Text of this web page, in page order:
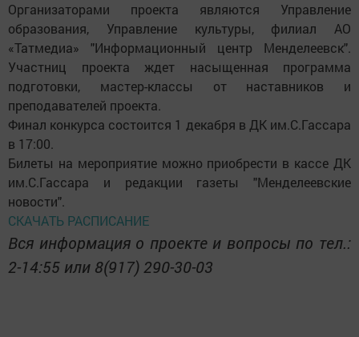
Организаторами проекта являются Управление
образования, Управление культуры, филиал АО
«Татмедиа» "Информационный центр Менделеевск".
Участниц проекта ждет насыщенная программа
подготовки, мастер-классы от наставников и
преподавателей проекта.
Финал конкурса состоится 1 декабря в ДК им.С.Гассара
в 17:00.
Билеты на мероприятие можно приобрести в кассе ДК
им.С.Гассара и редакции газеты "Менделеевские
новости".
СКАЧАТЬ РАСПИСАНИЕ
Вся информация о проекте и вопросы по тел.:
2-14:55 или 8(917) 290-30-03